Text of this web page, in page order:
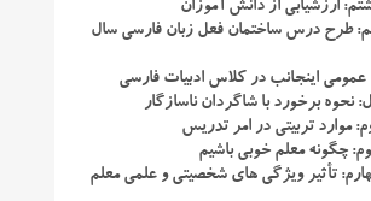
ارزشیابی از دانش آموزان
طرح درس ساختمان فعل زبان فارسی سال
عمومی اینجانب در کلاس ادبیات فارسی
نحوه برخورد با شاگردان ناسازگار
موارد تربیتی در امر تدریس
چگونه معلم خوبی باشیم
تأثیر ویژگی های شخصیتی و علمی معلم